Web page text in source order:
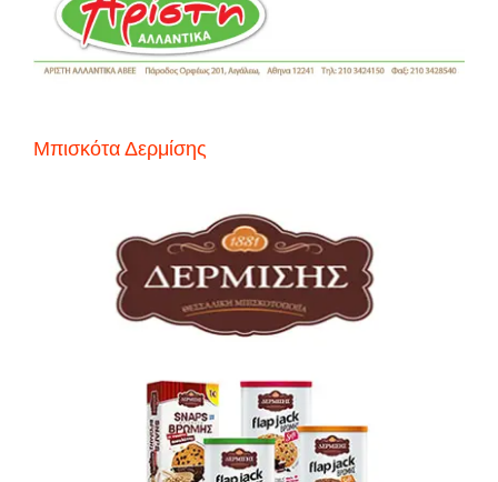
Μπισκότα Δερμίσης